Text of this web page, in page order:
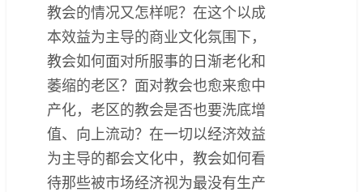
教会的情况又怎样呢？在这个以成
本效益为主导的商业文化氛围下，
教会如何面对所服事的日渐老化和
萎缩的老区？面对教会也愈来愈中
产化，老区的教会是否也要洗底增
值、向上流动？在一切以经济效益
为主导的都会文化中，教会如何看
待那些被市场经济视为最没有生产